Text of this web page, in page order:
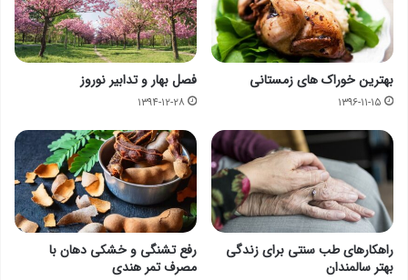
بهترین خوراک های زمستانی
۱۳۹۶-۱۱-۱۵
فصل بهار و تدابیر نوروز
۱۳۹۴-۱۲-۲۸
راهکارهای طب سنتی برای زندگی
بهتر سالمندان
رفع تشنگی و خشکی دهان با
مصرف تمر هندی